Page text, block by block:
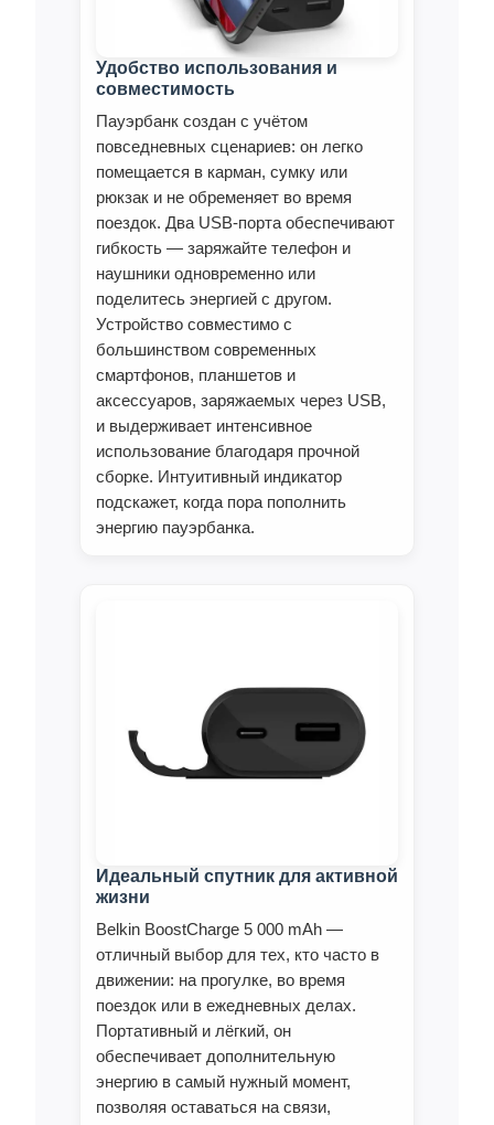
Удобство использования и
совместимость
Пауэрбанк создан с учётом
повседневных сценариев: он легко
помещается в карман, сумку или
рюкзак и не обременяет во время
поездок. Два USB-порта обеспечивают
гибкость — заряжайте телефон и
наушники одновременно или
поделитесь энергией с другом.
Устройство совместимо с
большинством современных
смартфонов, планшетов и
аксессуаров, заряжаемых через USB,
и выдерживает интенсивное
использование благодаря прочной
сборке. Интуитивный индикатор
подскажет, когда пора пополнить
энергию пауэрбанка.
Идеальный спутник для активной
жизни
Belkin BoostCharge 5 000 mAh —
отличный выбор для тех, кто часто в
движении: на прогулке, во время
поездок или в ежедневных делах.
Портативный и лёгкий, он
обеспечивает дополнительную
энергию в самый нужный момент,
позволяя оставаться на связи,